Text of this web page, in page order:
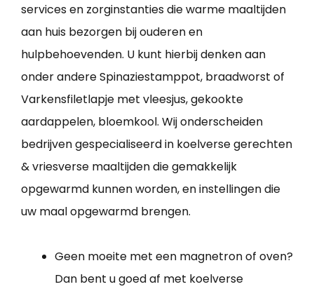
services en zorginstanties die warme maaltijden
aan huis bezorgen bij ouderen en
hulpbehoevenden. U kunt hierbij denken aan
onder andere Spinaziestamppot, braadworst of
Varkensfiletlapje met vleesjus, gekookte
aardappelen, bloemkool. Wij onderscheiden
bedrijven gespecialiseerd in koelverse gerechten
& vriesverse maaltijden die gemakkelijk
opgewarmd kunnen worden, en instellingen die
uw maal opgewarmd brengen.
Geen moeite met een magnetron of oven?
Dan bent u goed af met koelverse